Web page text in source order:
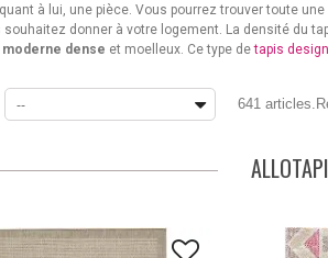
à lui, une pièce. Vous pourrez trouver toute
donner à votre logement. La densité du
moderne dense et moelleux. Ce type detapis design
-- 641 articles.